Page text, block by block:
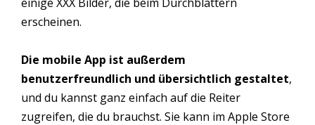
erscheinen.
Die mobile App ist außerdem
benutzerfreundlich und übersichtlich gestaltet,
und du kannst ganz einfach auf die Reiter
zugreifen, die du brauchst. Sie kann im Apple Store